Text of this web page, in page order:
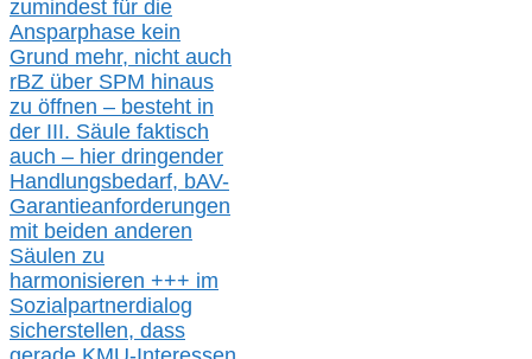
zumindest für die
Ansparphase kein
Grund mehr, nicht auch
rBZ über SPM hinaus
zu öffnen – besteht in
der III. Säule faktisch
auch – hier dringender
Handlungsbedarf, bAV-
Garantieanforderungen
mit beiden anderen
Säulen zu
harmonisieren +++ im
Sozialpartnerdialog
sicherstellen, dass